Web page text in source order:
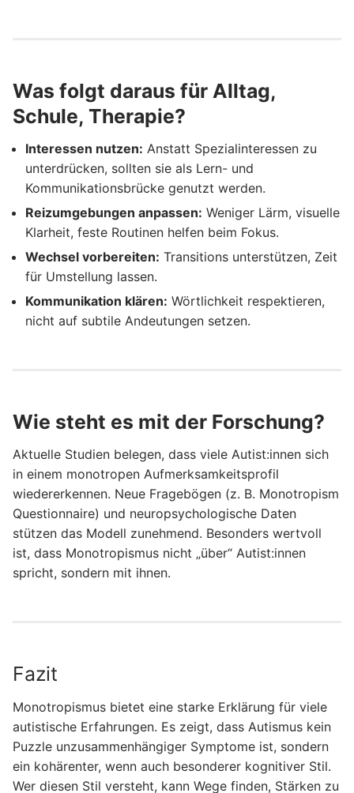
Was folgt daraus für Alltag,
Schule, Therapie?
Interessen nutzen: Anstatt Spezialinteressen zu
unterdrücken, sollten sie als Lern- und
Kommunikationsbrücke genutzt werden.
Reizumgebungen anpassen: Weniger Lärm, visuelle
Klarheit, feste Routinen helfen beim Fokus.
Wechsel vorbereiten: Transitions unterstützen, Zeit
für Umstellung lassen.
Kommunikation klären: Wörtlichkeit respektieren,
nicht auf subtile Andeutungen setzen.
Wie steht es mit der Forschung?
Aktuelle Studien belegen, dass viele Autist:innen sich
in einem monotropen Aufmerksamkeitsprofil
wiedererkennen. Neue Fragebögen (z. B. Monotropism
Questionnaire) und neuropsychologische Daten
stützen das Modell zunehmend. Besonders wertvoll
ist, dass Monotropismus nicht „über“ Autist:innen
spricht, sondern mit ihnen.
Fazit
Monotropismus bietet eine starke Erklärung für viele
autistische Erfahrungen. Es zeigt, dass Autismus kein
Puzzle unzusammenhängiger Symptome ist, sondern
ein kohärenter, wenn auch besonderer kognitiver Stil.
Wer diesen Stil versteht, kann Wege finden, Stärken zu